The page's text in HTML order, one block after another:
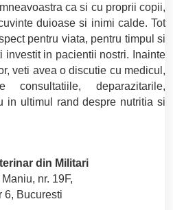
ca si cu proprii copii,
duioase si inimi calde. Tot
pentru viata, pentru timpul si
investit in pacientii nostri. Inainte
veti avea o discutie cu medicul,
consultatiile, deparazitarile,
in ultimul rand despre nutritia si
din Militari
nr. 19F,
6, Bucuresti